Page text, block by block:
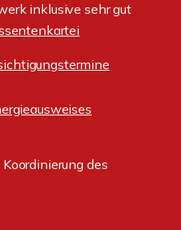
inklusive sehr gut
des